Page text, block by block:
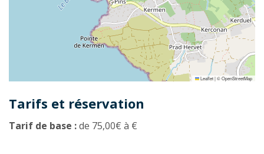
Leaflet|©OpenStreetMap
Tarifs et réservation
Tarif de base :de 75,00€ à €